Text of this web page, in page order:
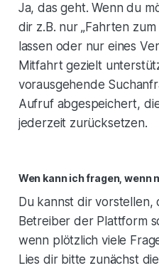
Ja, das geht. Wenn du
dir z.B. nur „Fahrten zum
lassen oder nur eines
Mitfahrt gezielt
vorausgehende
Aufruf abgespeichert,
jederzeit zurücksetzen.
Wen kann ich fragen, wenn
Du kannst dir vorstellen,
Betreiber der Plattform
wenn plötzlich viele
Lies dir bitte zunächst